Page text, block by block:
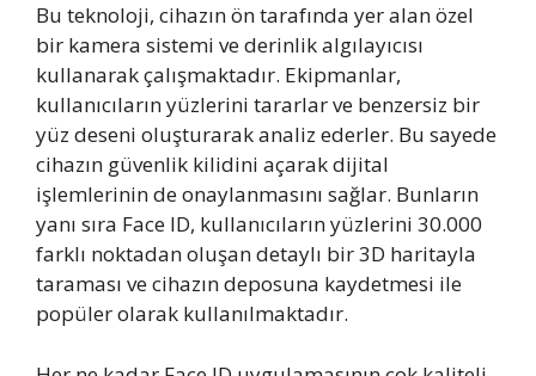
Bu teknoloji, cihazın ön tarafında yer alan özel
bir kamera sistemi ve derinlik algılayıcısı
kullanarak çalışmaktadır. Ekipmanlar,
kullanıcıların yüzlerini tararlar ve benzersiz bir
yüz deseni oluşturarak analiz ederler. Bu sayede
cihazın güvenlik kilidini açarak dijital
işlemlerinin de onaylanmasını sağlar. Bunların
yanı sıra Face ID, kullanıcıların yüzlerini 30.000
farklı noktadan oluşan detaylı bir 3D haritayla
taraması ve cihazın deposuna kaydetmesi ile
popüler olarak kullanılmaktadır.